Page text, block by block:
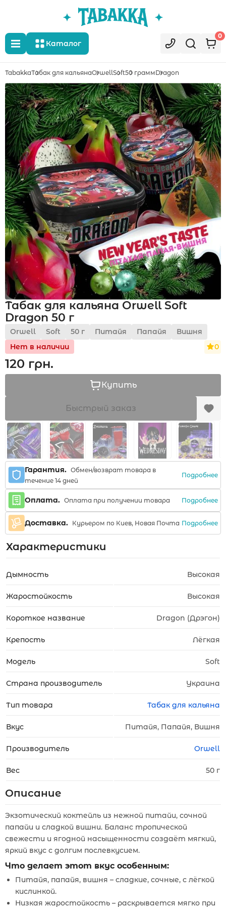
Каталог
0
Акции
Укр
TabakkaТабак для кальянаOrwellSoft50 граммDragon
Табак для кальяна Orwell Soft
Dragon 50 г
Orwell Soft 50 г Питайя Папайя
Вишня
Нет в наличии
0
120 грн.
Купить
Быстрый заказ
Гарантия. Обмен/возврат товара в
течение 14 дней
Подробнее
Оплата. Оплата при получении товара Подробнее
Доставка. Курьером по Киев, Новая Почта Подробнее
Характеристики
Дымность Высокая
Жаростойкость Высокая
Короткое название Dragon (Дрэгон)
Крепость Лёгкая
Модель Soft
Страна производитель Украина
Тип товара Табак для кальяна
Вкус Питайя, Папайя, Вишня
Производитель Orwell
Вес 50 г
Описание
Экзотический коктейль из нежной питайи, сочной
папайи и сладкой вишни. Баланс тропической
свежести и ягодной насыщенности создаёт мягкий,
яркий вкус с долгим послевкусием.
Что делает этот вкус особенным:
Питайя, папайя, вишня – сладкие, сочные, с лёгкой
кислинкой.
Низкая жаростойкость – раскрывается мягко при